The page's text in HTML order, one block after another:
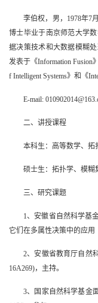
李伯权，男，1978年7
博士毕业于南京师范大学
据决策技术和大数据模糊
发表于《Information Fusion
f Intelligent Systems》和《
E-mail:
二、讲授课程
本科生：高等数学、拓
硕士生：拓扑学、模糊
三、研究课题
1、安徽省自然科学基
它们在多属性决策中的应用
2、安徽省教育厅自然
16A269)，主持。
3、国家自然科学基金